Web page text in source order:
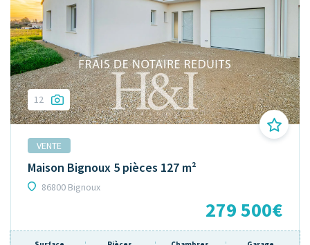
12
VENTE
Maison Bignoux 5 pièces 127 m²
86800 Bignoux
279 500€